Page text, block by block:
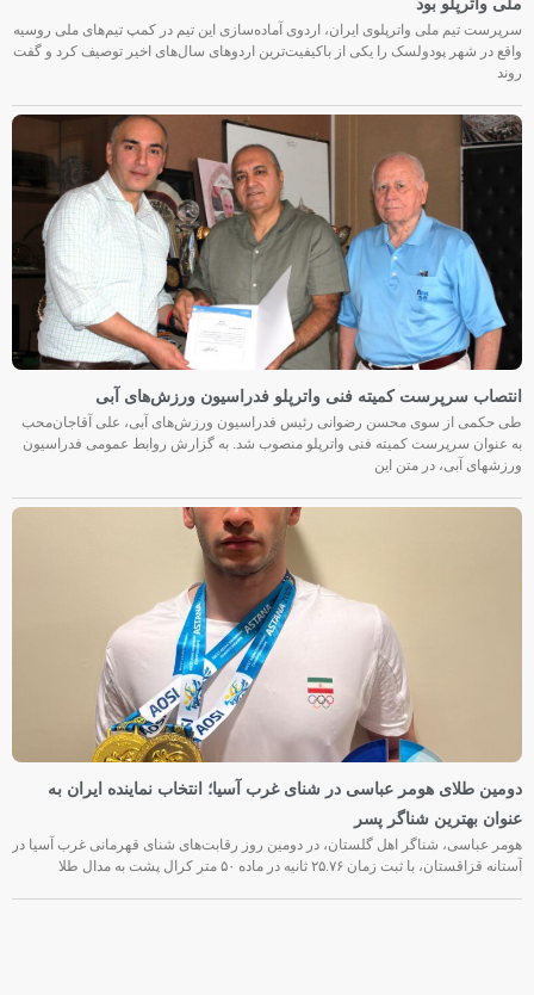
سرپرست تیم ملی واترپلوی ایران، اردوی آماده‌سازی این تیم در کمپ تیم‌های ملی روسیه
واقع در شهر پودولسک را یکی از باکیفیت‌ترین اردوهای سال‌های اخیر توصیف کرد و گفت
روند
انتصاب سرپرست کمیته فنی واترپلو فدراسیون ورزش‌های آبی
طی حکمی از سوی محسن رضوانی رئیس فدراسیون ورزش‌های آبی، علی آقاجان‌محب
به عنوان سرپرست کمیته فنی واترپلو منصوب شد. به گزارش روابط عمومی فدراسیون
ورزشهای آبی، در متن این
دومین طلای هومر عباسی در شنای غرب آسیا؛ انتخاب نماینده ایران به
عنوان بهترین شناگر پسر
هومر عباسی، شناگر اهل گلستان، در دومین روز رقابت‌های شنای قهرمانی غرب آسیا در
آستانه قزاقستان، با ثبت زمان ۲۵.۷۶ ثانیه در ماده ۵۰ متر کرال پشت به مدال طلا